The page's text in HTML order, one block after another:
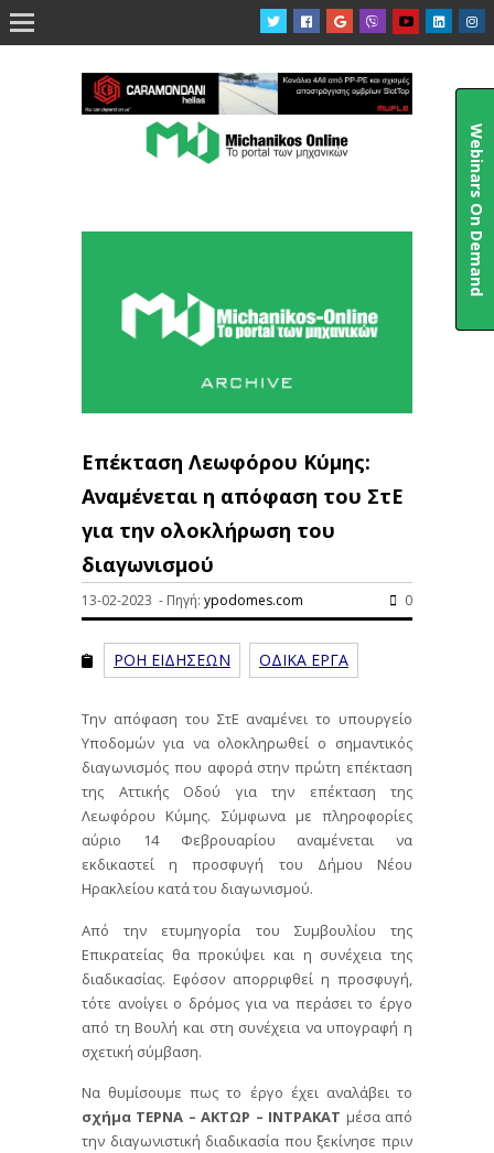

Επέκταση Λεωφόρου Κύμης:
Αναμένεται η απόφαση του ΣτΕ
για την ολοκλήρωση του
διαγωνισμού
13-02-2023 - Πηγή: ypodomes.com 0
ΡΟΗ ΕΙΔΗΣΕΩΝ ΟΔΙΚΑ ΕΡΓΑ
Την απόφαση του ΣτΕ αναμένει το υπουργείο
Υποδομών για να ολοκληρωθεί ο σημαντικός
διαγωνισμός που αφορά στην πρώτη επέκταση
της Αττικής Οδού για την επέκταση της
Λεωφόρου Κύμης. Σύμφωνα με πληροφορίες
αύριο 14 Φεβρουαρίου αναμένεται να
εκδικαστεί η προσφυγή του Δήμου Νέου
Ηρακλείου κατά του διαγωνισμού.
Από την ετυμηγορία του Συμβουλίου της
Επικρατείας θα προκύψει και η συνέχεια της
διαδικασίας. Εφόσον απορριφθεί η προσφυγή,
τότε ανοίγει ο δρόμος για να περάσει το έργο
από τη Βουλή και στη συνέχεια να υπογραφή η
σχετική σύμβαση.
Να θυμίσουμε πως το έργο έχει αναλάβει το
σχήμα ΤΕΡΝΑ – ΑΚΤΩΡ – ΙΝΤΡΑΚΑΤ μέσα από
την διαγωνιστική διαδικασία που ξεκίνησε πριν
Webinars On Demand